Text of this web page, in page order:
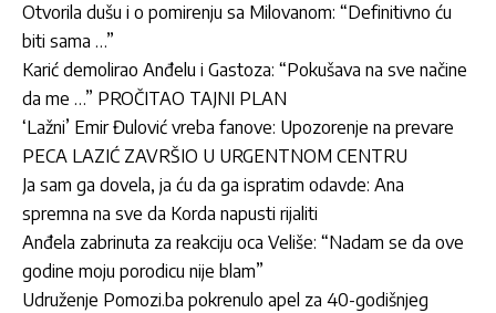
Otvorila dušu i o pomirenju sa Milovanom: “Definitivno ću
biti sama …”
Karić demolirao Anđelu i Gastoza: “Pokušava na sve načine
da me …” PROČITAO TAJNI PLAN
‘Lažni’ Emir Đulović vreba fanove: Upozorenje na prevare
PECA LAZIĆ ZAVRŠIO U URGENTNOM CENTRU
Ja sam ga dovela, ja ću da ga ispratim odavde: Ana
spremna na sve da Korda napusti rijaliti
Anđela zabrinuta za reakciju oca Veliše: “Nadam se da ove
godine moju porodicu nije blam”
Udruženje Pomozi.ba pokrenulo apel za 40-godišnjeg